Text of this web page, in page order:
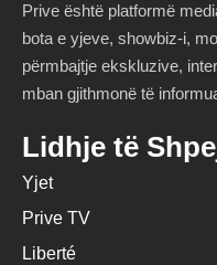
Prive është platformë
bota e yjeve, showbiz-i,
përmbajtje ekskluzive,
mban gjithmonë të
Lidhje të
Yjet
Prive TV
Liberté